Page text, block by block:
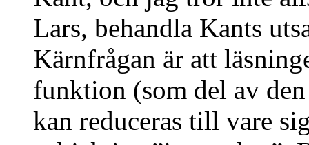
Lars, behandla Kants
Kärnfrågan är att
funktion (som del av
kan reduceras till vare